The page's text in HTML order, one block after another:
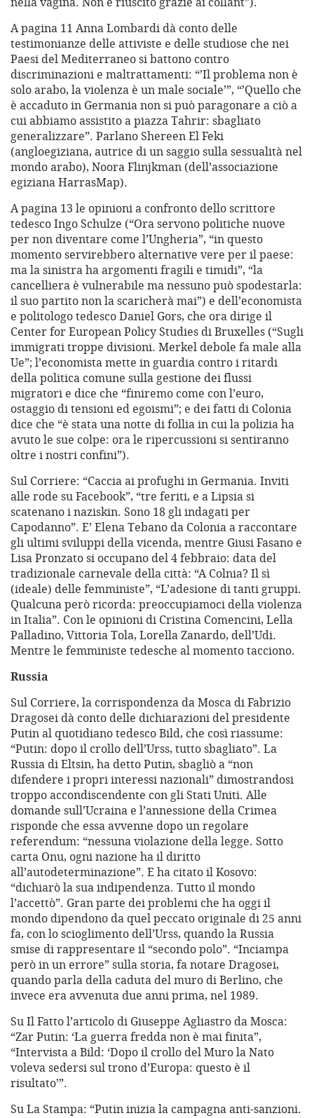
A pagina 11 Anna Lombardi dà conto delle
testimonianze delle attiviste e delle studiose che nei
Paesi del Mediterraneo si battono contro
discriminazioni e maltrattamenti: “’Il problema non è
solo arabo, la violenza è un male sociale’”, “’Quello che
è accaduto in Germania non si può paragonare a ciò a
cui abbiamo assistito a piazza Tahrir: sbagliato
generalizzare”. Parlano Shereen El Feki
(angloegiziana, autrice di un saggio sulla sessualità nel
mondo arabo), Noora Flinjkman (dell’associazione
egiziana HarrasMap).
A pagina 13 le opinioni a confronto dello scrittore
tedesco Ingo Schulze (“Ora servono politiche nuove
per non diventare come l’Ungheria”, “in questo
momento servirebbero alternative vere per il paese:
ma la sinistra ha argomenti fragili e timidi”, “la
cancelliera è vulnerabile ma nessuno può spodestarla:
il suo partito non la scaricherà mai”) e dell’economista
e politologo tedesco Daniel Gors, che ora dirige il
Center for European Policy Studies di Bruxelles (“Sugli
immigrati troppe divisioni. Merkel debole fa male alla
Ue”; l’economista mette in guardia contro i ritardi
della politica comune sulla gestione dei flussi
migratori e dice che “finiremo come con l’euro,
ostaggio di tensioni ed egoismi”; e dei fatti di Colonia
dice che “è stata una notte di follia in cui la polizia ha
avuto le sue colpe: ora le ripercussioni si sentiranno
oltre i nostri confini”).
Sul Corriere: “Caccia ai profughi in Germania. Inviti
alle rode su Facebook”, “tre feriti, e a Lipsia si
scatenano i naziskin. Sono 18 gli indagati per
Capodanno”. E’ Elena Tebano da Colonia a raccontare
gli ultimi sviluppi della vicenda, mentre Giusi Fasano e
Lisa Pronzato si occupano del 4 febbraio: data del
tradizionale carnevale della città: “A Colnia? Il sì
(ideale) delle femministe”, “L’adesione di tanti gruppi.
Qualcuna però ricorda: preoccupiamoci della violenza
in Italia”. Con le opinioni di Cristina Comencini, Lella
Palladino, Vittoria Tola, Lorella Zanardo, dell’Udi.
Mentre le femministe tedesche al momento tacciono.
Russia
Sul Corriere, la corrispondenza da Mosca di Fabrizio
Dragosei dà conto delle dichiarazioni del presidente
Putin al quotidiano tedesco Bild, che così riassume:
“Putin: dopo il crollo dell’Urss, tutto sbagliato”. La
Russia di Eltsin, ha detto Putin, sbagliò a “non
difendere i propri interessi nazionali” dimostrandosi
troppo accondiscendente con gli Stati Uniti. Alle
domande sull’Ucraina e l’annessione della Crimea
risponde che essa avvenne dopo un regolare
referendum: “nessuna violazione della legge. Sotto
carta Onu, ogni nazione ha il diritto
all’autodeterminazione”. E ha citato il Kosovo:
“dichiarò la sua indipendenza. Tutto il mondo
l’accettò”. Gran parte dei problemi che ha oggi il
mondo dipendono da quel peccato originale di 25 anni
fa, con lo scioglimento dell’Urss, quando la Russia
smise di rappresentare il “secondo polo”. “Inciampa
però in un errore” sulla storia, fa notare Dragosei,
quando parla della caduta del muro di Berlino, che
invece era avvenuta due anni prima, nel 1989.
Su Il Fatto l’articolo di Giuseppe Agliastro da Mosca:
“Zar Putin: ‘La guerra fredda non è mai finita”,
“Intervista a Bild: ‘Dopo il crollo del Muro la Nato
voleva sedersi sul trono d’Europa: questo è il
risultato’”.
Su La Stampa: “Putin inizia la campagna anti-sanzioni.